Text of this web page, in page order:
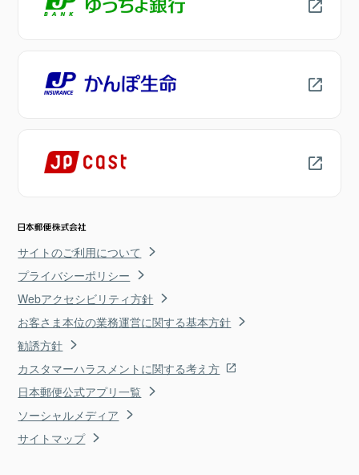
サイトのご利用について
プライバシーポリシー
Webアクセシビリティ方針
お客さま本位の業務運営に関する基本方針
勧誘方針
カスタマーハラスメントに関する考え方
日本郵便公式アプリ一覧
ソーシャルメディア
サイトマップ